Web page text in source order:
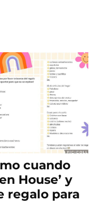
cuando
House’ y
regalo para